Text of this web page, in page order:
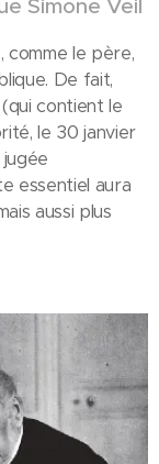
Simone Veil
comme le père,
De fait,
contient le
le 30 janvier
essentiel aura
aussi plus